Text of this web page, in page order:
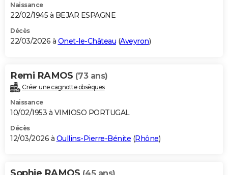
Naissance
22/02/1945 à BEJAR ESPAGNE
Décès
22/03/2026 à Onet-le-Château (Aveyron)
Remi RAMOS (73 ans)
Créer une cagnotte obsèques
Naissance
10/02/1953 à VIMIOSO PORTUGAL
Décès
12/03/2026 à Oullins-Pierre-Bénite (Rhône)